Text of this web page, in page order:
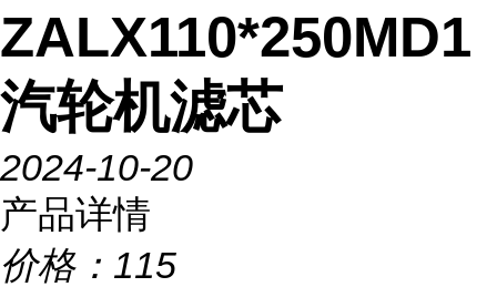
ZALX110*250MD1
汽轮机滤芯
2024-10-20
产品详情
价格： 115